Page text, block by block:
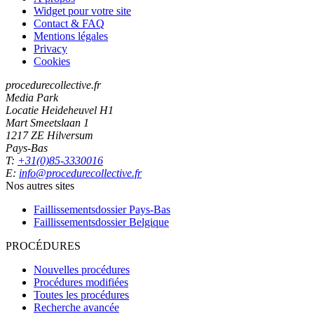
Widget pour votre site
Contact & FAQ
Mentions légales
Privacy
Cookies
procedurecollective.fr
Media Park
Locatie Heideheuvel H1
Mart Smeetslaan 1
1217 ZE Hilversum
Pays-Bas
T: +31(0)85-3330016
E: info@procedurecollective.fr
Nos autres sites
Faillissementsdossier Pays-Bas
Faillissementsdossier Belgique
PROCÉDURES
Nouvelles procédures
Procédures modifiées
Toutes les procédures
Recherche avancée